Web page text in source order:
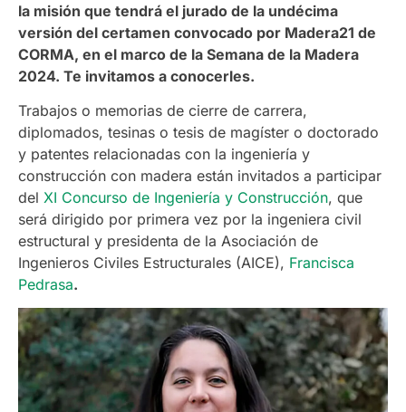
la misión que tendrá el jurado de la undécima
versión del certamen convocado por Madera21 de
CORMA, en el marco de la Semana de la Madera
2024. Te invitamos a conocerles.
Trabajos o memorias de cierre de carrera,
diplomados, tesinas o tesis de magíster o doctorado
y patentes relacionadas con la ingeniería y
construcción con madera están invitados a participar
del XI Concurso de Ingeniería y Construcción, que
será dirigido por primera vez por la ingeniera civil
estructural y presidenta de la Asociación de
Ingenieros Civiles Estructurales (AICE), Francisca
Pedrasa.